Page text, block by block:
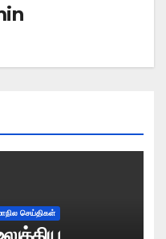
செய்திகள்